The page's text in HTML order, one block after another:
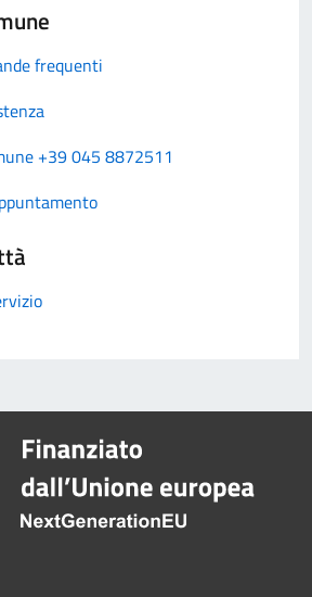
frequenti
+39 045 8872511